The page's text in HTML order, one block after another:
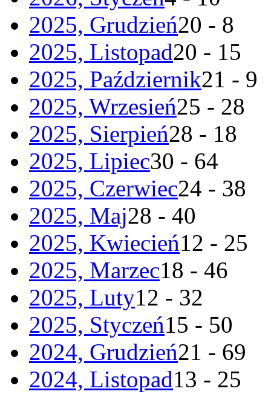
2025, Grudzień20 - 8
2025, Listopad20 - 15
2025, Październik21 - 9
2025, Wrzesień25 - 28
2025, Sierpień28 - 18
2025, Lipiec30 - 64
2025, Czerwiec24 - 38
2025, Maj28 - 40
2025, Kwiecień12 - 25
2025, Marzec18 - 46
2025, Luty12 - 32
2025, Styczeń15 - 50
2024, Grudzień21 - 69
2024, Listopad13 - 25